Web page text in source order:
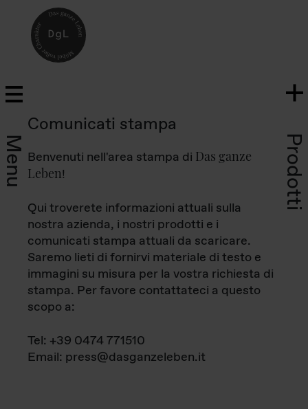
Menu Prodotti
Comunicati stampa
Benvenuti nell'area stampa di Das ganze
Leben!
Qui troverete informazioni attuali sulla
nostra azienda, i nostri prodotti e i
comunicati stampa attuali da scaricare.
Saremo lieti di fornirvi materiale di testo e
immagini su misura per la vostra richiesta di
stampa. Per favore contattateci a questo
scopo a:
Tel: +39 0474 771510
Email: press@dasganzeleben.it